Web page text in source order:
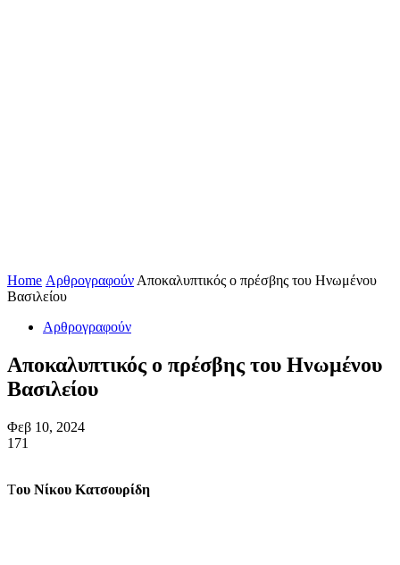
Home Αρθρογραφούν Αποκαλυπτικός ο πρέσβης του Ηνωμένου
Βασιλείου
Αρθρογραφούν
Αποκαλυπτικός ο πρέσβης του Ηνωμένου
Βασιλείου
Φεβ 10, 2024
171
Του Νίκου Κατσουρίδη